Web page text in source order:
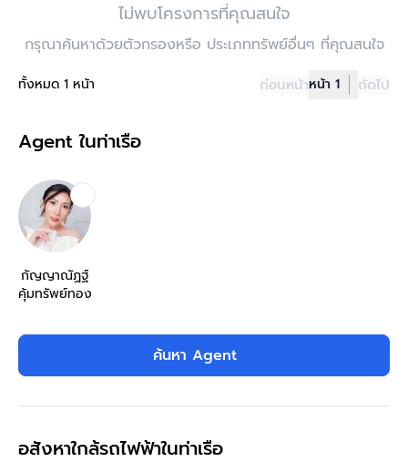
ไม่พบโครงการที่คุณสนใจ
กรุณาค้นหาด้วยตัวกรองหรือ ประเภททรัพย์อื่นๆ ที่คุณสนใจ
ทั้งหมด 1 หน้า ก่อนหน้าหน้า 1 ถัดไป
Agent ในท่าเรือ
กัญญาณัฏฐ์
คุ้มทรัพย์ทอง
ค้นหา Agent
อสังหาใกล้รถไฟฟ้าในท่าเรือ